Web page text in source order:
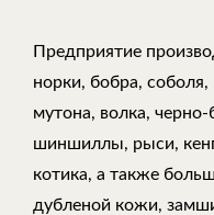
Предприятие
норки, бобра, соболя,
мутона, волка,
шиншиллы, рыси,
котика, а также
дубленой кожи,